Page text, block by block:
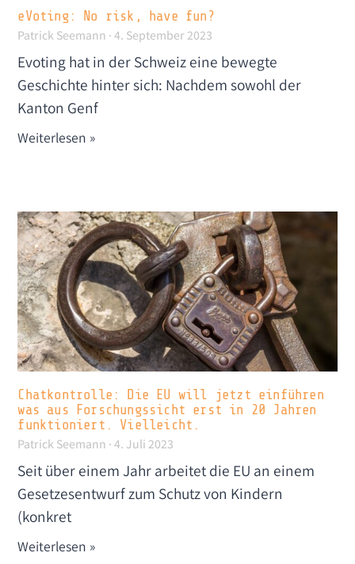
eVoting: No risk, have fun?
Patrick Seemann 4. September 2023
Evoting hat in der Schweiz eine bewegte
Geschichte hinter sich: Nachdem sowohl der
Kanton Genf
Weiterlesen »
Chatkontrolle: Die EU will jetzt einführen
was aus Forschungs­sicht erst in 20 Jahren
funktioniert. Vielleicht.
Patrick Seemann 4. Juli 2023
Seit über einem Jahr arbeitet die EU an einem
Gesetzesentwurf zum Schutz von Kindern
(konkret
Weiterlesen »